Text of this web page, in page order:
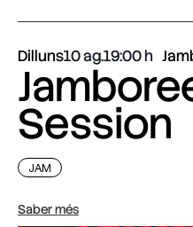
Dilluns10 ag.19:00
Session
JAM
Saber més